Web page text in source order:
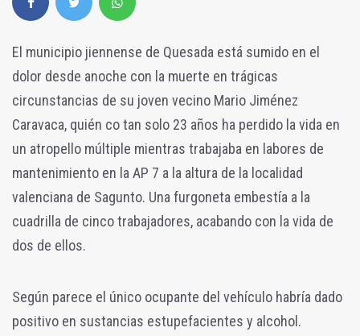
El municipio jiennense de Quesada está sumido en el
dolor desde anoche con la muerte en trágicas
circunstancias de su joven vecino Mario Jiménez
Caravaca, quién co tan solo 23 años ha perdido la vida en
un atropello múltiple mientras trabajaba en labores de
mantenimiento en la AP 7 a la altura de la localidad
valenciana de Sagunto. Una furgoneta embestía a la
cuadrilla de cinco trabajadores, acabando con la vida de
dos de ellos.
Según parece el único ocupante del vehículo habría dado
positivo en sustancias estupefacientes y alcohol.